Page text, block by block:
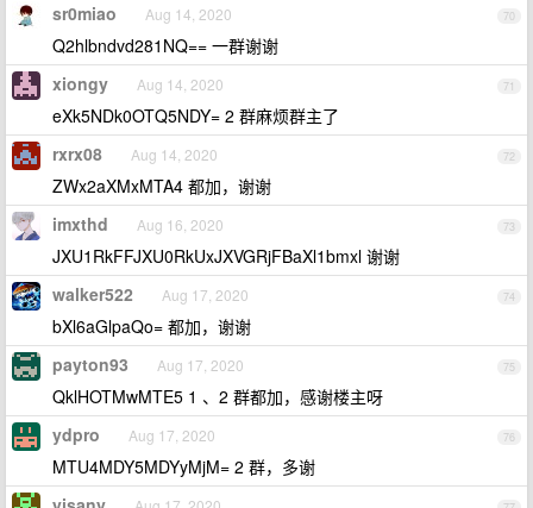
70
sr0miao Aug 14, 2020
Q2hlbndvd281NQ== 一群谢谢
71
xiongy Aug 14, 2020
eXk5NDk0OTQ5NDY= 2 群麻烦群主了
72
rxrx08 Aug 14, 2020
ZWx2aXMxMTA4 都加，谢谢
73
imxthd Aug 16, 2020
JXU1RkFFJXU0RkUxJXVGRjFBaXl1bmxl 谢谢
74
walker522 Aug 17, 2020
bXl6aGlpaQo= 都加，谢谢
75
payton93 Aug 17, 2020
QklHOTMwMTE5 1 、2 群都加，感谢楼主呀
76
ydpro Aug 17, 2020
MTU4MDY5MDYyMjM= 2 群，多谢